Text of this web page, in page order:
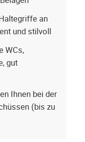
an
und stilvoll
WCs,
gut
Ihnen bei der
(bis zu